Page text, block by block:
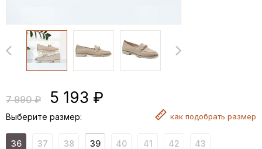
7 990 ₽ 5 193 ₽
Выберите размер: как подобрать размер
36 37 38 39 40 41 42 43